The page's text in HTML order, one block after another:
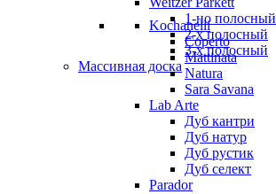
1-но полосный
2-х полосный
3-х полосный
Массивная доска
Kochanelli
Coperto
Mattinata
Natura
Sara Savana
Lab Arte
Дуб кантри
Дуб натур
Дуб рустик
Дуб селект
Parador